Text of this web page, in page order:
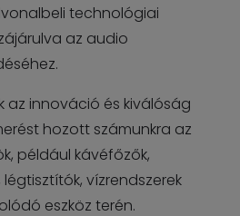
technológiai
az audio
az innováció és kiválóság
hozott számunkra az
például kávéfőzők,
vízrendszerek
eszköz terén.